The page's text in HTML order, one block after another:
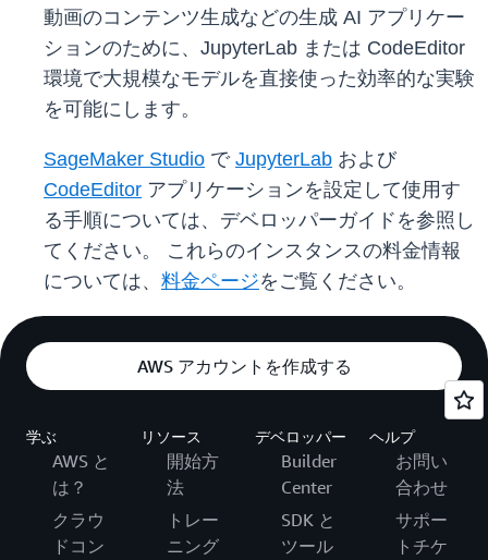
動画のコンテンツ生成などの生成 AI アプリケー
ションのために、JupyterLab または CodeEditor
環境で大規模なモデルを直接使った効率的な実験
を可能にします。
SageMaker Studio で JupyterLab および
CodeEditor アプリケーションを設定して使用す
る手順については、デベロッパーガイドを参照し
てください。 これらのインスタンスの料金情報
については、 料金ページをご覧ください。
AWS アカウントを作成する
学ぶ
AWS と
は？
クラウ
ドコン
リソース
開始方
法
トレー
ニング
デベロッパー
Builder
Center
SDK と
ツール
ヘルプ
お問い
合わせ
サポー
トチケ